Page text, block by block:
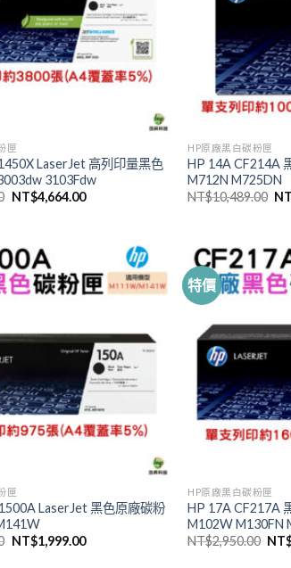
匣
LaserJet 高列印量黑色
3103Fdw
原
NT$4,858.00。
NT$4,664.00目
NT$4,664.00。
HP原廠黑白碳粉匣
HP 14A CF214A
M712N M725DN
NT$10,489.00 原
匣
LaserJet 黑色原廠碳粉
原
NT$1,999.00目
特價
HP原廠黑白碳粉匣
HP 17A CF217A
M102W M130FN
NT$2,950.00 原